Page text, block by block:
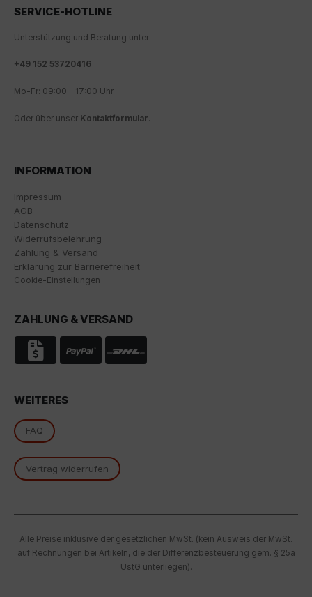
SERVICE-HOTLINE
Unterstützung und Beratung unter:
+49 152 53720416
Mo-Fr: 09:00 – 17:00 Uhr
Oder über unser Kontaktformular.
INFORMATION
Impressum
AGB
Datenschutz
Widerrufsbelehrung
Zahlung & Versand
Erklärung zur Barrierefreiheit
Cookie-Einstellungen
ZAHLUNG & VERSAND
WEITERES
FAQ
Vertrag widerrufen
Alle Preise inklusive der gesetzlichen MwSt. (kein Ausweis der MwSt.
auf Rechnungen bei Artikeln, die der Differenzbesteuerung gem. § 25a
UstG unterliegen).
wesentliche Cookies ", "alle Cookies akzeptieren"
möchten.
Die Zustimmung zur Verwendung von nicht
Einstellungen auch nachträglich über die Schaltfläche
der Seite finden. Ergänzende Informationen finden Sie
Analyse und statistische Auswertung der Website zu
verbessern. Dabei wird das Nutzerverhalten an
Verweildauer auf der Seite und die Interaktion
verarbeitet, die von Google zu eigenen Zwecken, zur
Profilbildung und zur Verknüpfung mit anderen
Nutzungsdaten verwendet werden.
S. 1 lit. a DSGVO ein, dass Ihre Daten in den USA durch
Google verarbeitet werden. Die USA werden vom
Europäischen Gerichtshof als ein Land mit einem
nach EU-Standards unzureichenden
von US-Behörden zu Kontroll- und
Überwachungszwecken, möglicherweise ohne
essenzielle Cookies akzeptieren" klicken, findet die
oben beschriebene Übertragung nicht statt.